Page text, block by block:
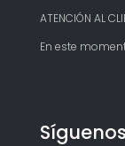
ATENCIÓN AL
En este
Síguenos